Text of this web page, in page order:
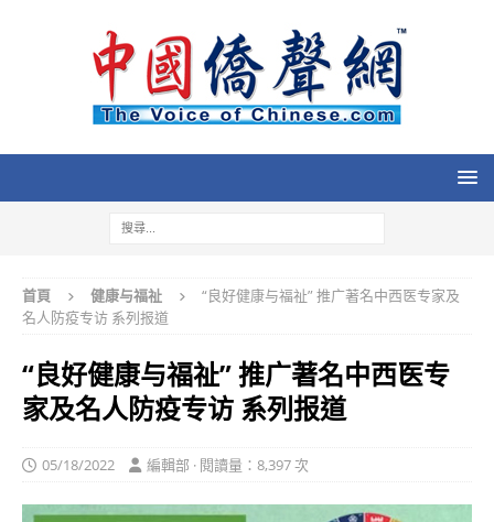
首頁 健康与福祉
“良好健康与福祉” 推广著名中西医专家及
名人防疫专访 系列报道
“良好健康与福祉” 推广著名中西医专
家及名人防疫专访 系列报道
05/18/2022 編輯部 · 閱讀量：8,397 次